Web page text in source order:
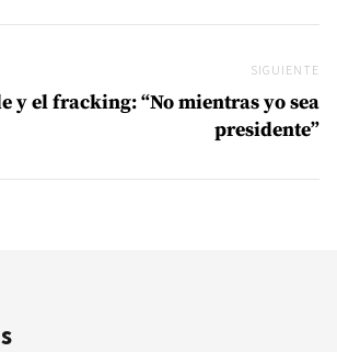
SIGUIENTE
y el fracking: “No mientras yo sea
presidente”